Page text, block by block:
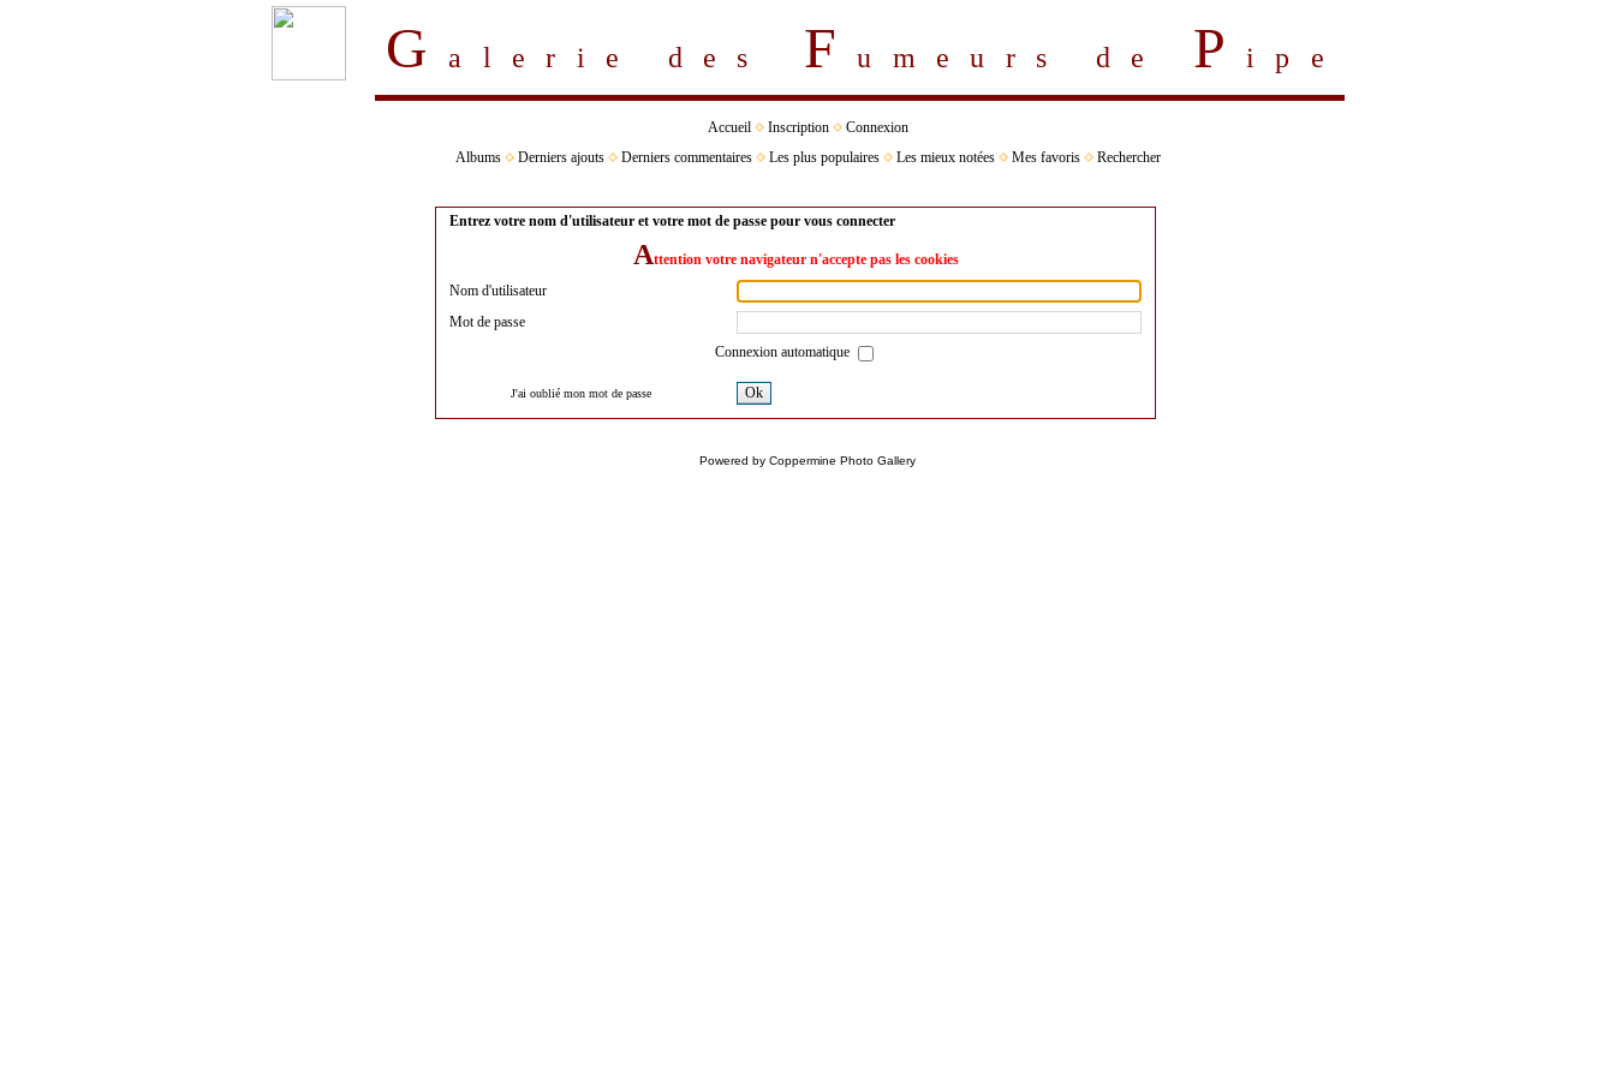
Galerie des Fumeurs de P ipe
Accueil Inscription
Connexion
Albums
Derniers ajouts Derniers commentaires Les plus populaires Les mieux notées Mes favoris Rechercher
Entrez votre nom d'utilisateur et votre mot de passe pour vous connecter
Attention votre navigateur n'accepte pas les cookies
Nom d'utilisateur
Mot de passe
Connexion automatique
J'ai oublié mon mot de passe Ok
Powered by Coppermine Photo Gallery